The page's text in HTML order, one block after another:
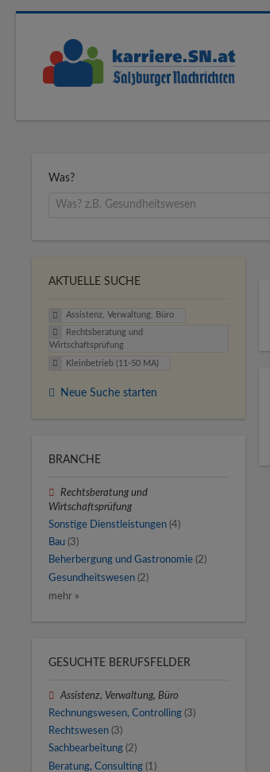
Was?
AKTUELLE SUCHE
Assistenz, Verwaltung, Büro
Rechtsberatung und
Wirtschaftsprüfung
Kleinbetrieb (11-50 MA)
Neue Suche starten
BRANCHE
Rechtsberatung und
Wirtschaftsprüfung
Sonstige Dienstleistungen (4)
Bau (3)
Beherbergung und Gastronomie (2)
Gesundheitswesen (2)
mehr »
GESUCHTE BERUFSFELDER
Assistenz, Verwaltung, Büro
Rechnungswesen, Controlling (3)
Rechtswesen (3)
Sachbearbeitung (2)
Beratung, Consulting (1)